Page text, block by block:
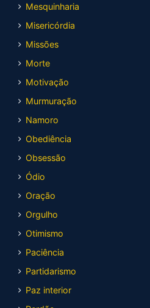
Mesquinharia
Misericórdia
Missões
Morte
Motivação
Murmuração
Namoro
Obediência
Obsessão
Ódio
Oração
Orgulho
Otimismo
Paciência
Partidarismo
Paz interior